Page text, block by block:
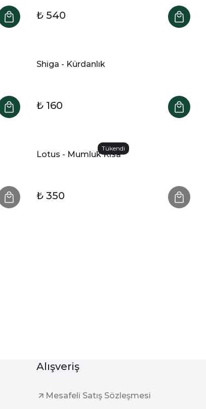
₺ 540
Shiga - Kürdanlık
₺ 160
Tükendi
Lotus - Mumluk Kısa
₺ 350
Alışveriş
Mesafeli Satış Sözleşmesi